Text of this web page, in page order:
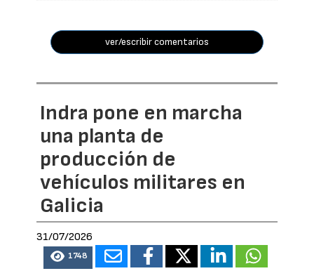
ver/escribir comentarios
Indra pone en marcha
una planta de
producción de
vehículos militares en
Galicia
31/07/2026
1748